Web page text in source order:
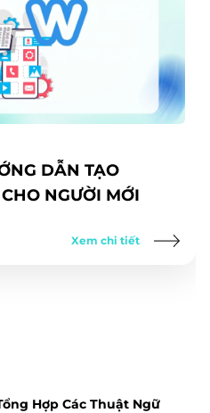
DẪN TẠO
NGƯỜI MỚI
Xem chi tiết
Hợp Các Thuật Ngữ